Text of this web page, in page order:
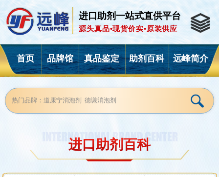
进口助剂一站式直供平台
源头真品•现货价实•原装供应
首页 品牌馆 真品鉴定 助剂百科 远峰简介
进口助剂百科